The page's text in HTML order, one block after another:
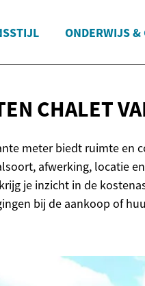
ONDERWIJS &
CHALET
meter biedt ruimte en
afwerking, locatie
je inzicht in de
bij de aankoop of